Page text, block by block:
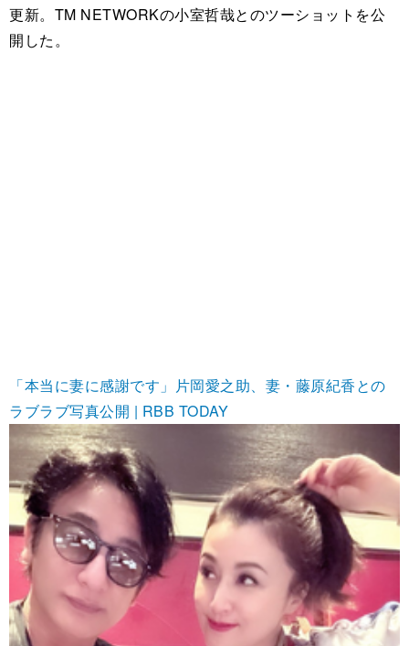
更新。TM NETWORKの小室哲哉とのツーショットを公
開した。
「本当に妻に感謝です」片岡愛之助、妻・藤原紀香との
ラブラブ写真公開 | RBB TODAY